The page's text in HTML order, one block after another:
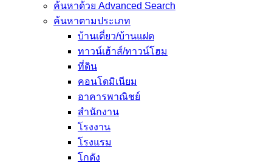
ค้นหาด้วย Advanced Search
ค้นหาตามประเภท
บ้านเดี่ยว/บ้านแฝด
ทาวน์เฮ้าส์/ทาวน์โฮม
ที่ดิน
คอนโดมิเนียม
อาคารพาณิชย์
สำนักงาน
โรงงาน
โรงแรม
โกดัง